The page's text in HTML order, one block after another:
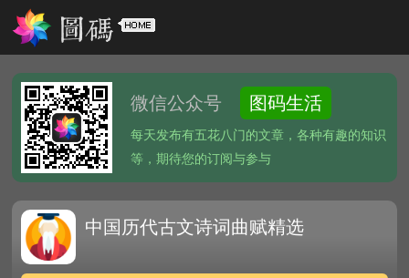
微信公众号 图码生活
每天发布有五花八门的文章，各种有趣的知识
等，期待您的订阅与参与
中国历代古文诗词曲赋精选